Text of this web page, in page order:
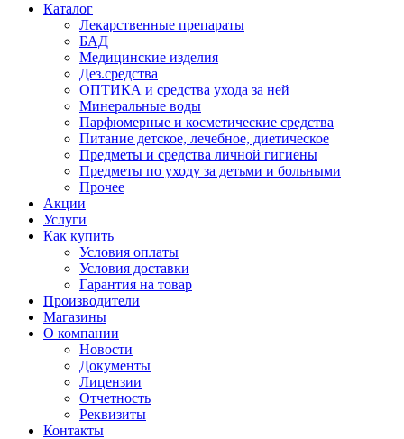
Каталог
Лекарственные препараты
БАД
Медицинские изделия
Дез.средства
ОПТИКА и средства ухода за ней
Минеральные воды
Парфюмерные и косметические средства
Питание детское, лечебное, диетическое
Предметы и средства личной гигиены
Предметы по уходу за детьми и больными
Прочее
Акции
Услуги
Как купить
Условия оплаты
Условия доставки
Гарантия на товар
Производители
Магазины
О компании
Новости
Документы
Лицензии
Отчетность
Реквизиты
Контакты